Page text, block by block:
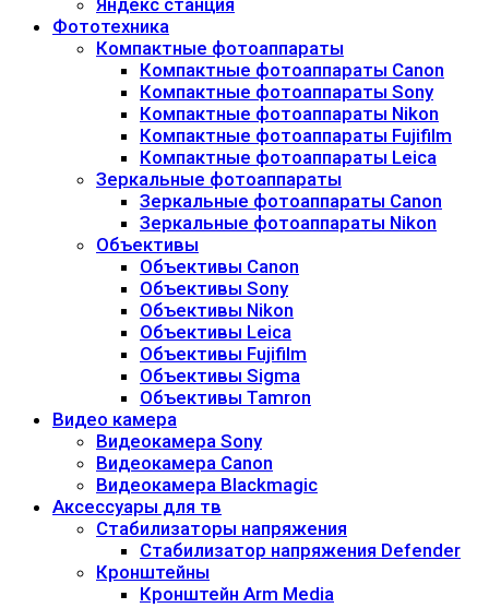
Яндекс станция
Фототехника
Компактные фотоаппараты
Компактные фотоаппараты Canon
Компактные фотоаппараты Sony
Компактные фотоаппараты Nikon
Компактные фотоаппараты Fujifilm
Компактные фотоаппараты Leica
Зеркальные фотоаппараты
Зеркальные фотоаппараты Canon
Зеркальные фотоаппараты Nikon
Объективы
Объективы Canon
Объективы Sony
Объективы Nikon
Объективы Leica
Объективы Fujifilm
Объективы Sigma
Объективы Tamron
Видео камера
Видеокамера Sony
Видеокамера Canon
Видеокамера Blackmagic
Аксессуары для тв
Стабилизаторы напряжения
Стабилизатор напряжения Defender
Кронштейны
Кронштейн Arm Media